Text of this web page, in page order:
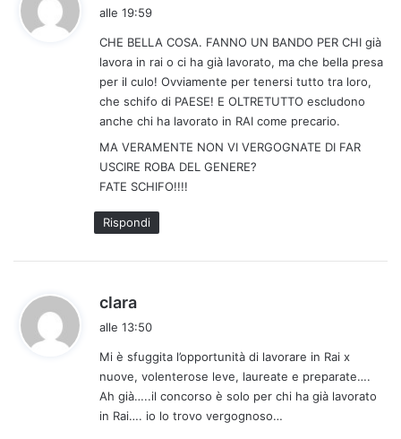
e
t
o
:
alle 19:59
CHE BELLA COSA. FANNO UN BANDO PER CHI già
lavora in rai o ci ha già lavorato, ma che bella presa
per il culo! Ovviamente per tenersi tutto tra loro,
che schifo di PAESE! E OLTRETUTTO escludono
anche chi ha lavorato in RAI come precario.
MA VERAMENTE NON VI VERGOGNATE DI FAR
USCIRE ROBA DEL GENERE?
FATE SCHIFO!!!!
Rispondi
clara
e
t
o
alle 13:50
Mi è sfuggita l’opportunità di lavorare in Rai x
nuove, volenterose leve, laureate e preparate….
Ah già…..il concorso è solo per chi ha già lavorato
in Rai…. io lo trovo vergognoso…